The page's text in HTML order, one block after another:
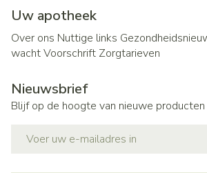
Uw apotheek
Over ons Nuttige links
wachtVoorschrift Zorgtarieven
Nieuwsbrief
Blijf op de hoogte van nieuwe